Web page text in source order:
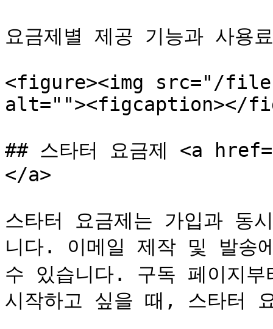
요금제별 제공 기능과 사용
<figure><img src="/
alt=""><figcaption></
## 스타터 요금제 <a
</a>
스타터 요금제는 가입과 동
니다. 이메일 제작 및 발송
수 있습니다. 구독 페이지부
시작하고 싶을 때, 스타터